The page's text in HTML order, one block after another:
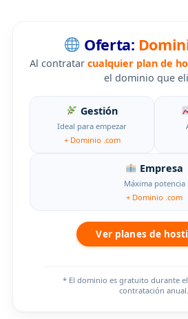
Oferta:
Al contratar cualquier plan de
el dominio que
Gestión
Ideal para empezar
+ Dominio .com
Empresa
Máxima potencia
+ Dominio .com
Ver planes de
* El dominio es gratuito durante
contratación anual.